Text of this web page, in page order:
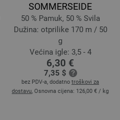
SOMMERSEIDE
50 % Pamuk, 50 % Svila
Dužina: otprilike 170 m / 50
g
Većina igle: 3,5 - 4
6,30 €
7,35 $
bez PDV-a, dodatno troškovi za
dostavu, Osnovna cijena: 126,00 € / kg